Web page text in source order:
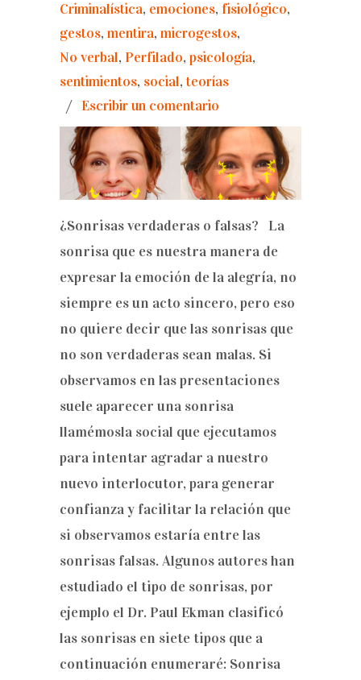
Criminalística, emociones, fisiológico,
gestos, mentira, microgestos,
No verbal, Perfilado, psicología,
sentimientos, social,teorías
/ Escribir un comentario
¿Sonrisas verdaderas o falsas? La
sonrisa que es nuestra manera de
expresar la emoción de la alegría, no
siempre es un acto sincero, pero eso
no quiere decir que las sonrisas que
no son verdaderas sean malas. Si
observamos en las presentaciones
suele aparecer una sonrisa
llamémosla social que ejecutamos
para intentar agradar a nuestro
nuevo interlocutor, para generar
confianza y facilitar la relación que
si observamos estaría entre las
sonrisas falsas. Algunos autores han
estudiado el tipo de sonrisas, por
ejemplo el Dr. Paul Ekman clasificó
las sonrisas en siete tipos que a
continuación enumeraré: Sonrisa